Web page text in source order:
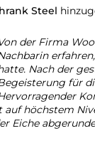
Steel
der Firma
Nach der
für
auf höchstem
Eiche